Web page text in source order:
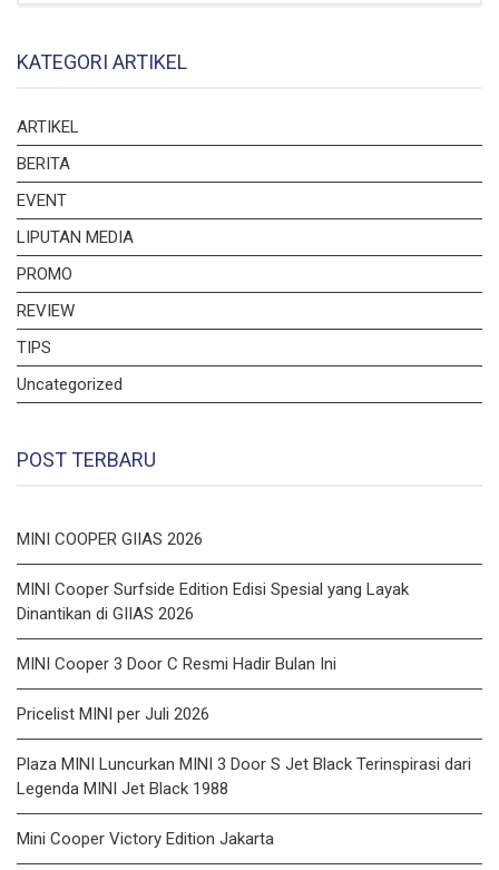
KATEGORI ARTIKEL
ARTIKEL
BERITA
EVENT
LIPUTAN MEDIA
PROMO
REVIEW
TIPS
Uncategorized
POST TERBARU
MINI COOPER GIIAS 2026
MINI Cooper Surfside Edition Edisi Spesial yang Layak
Dinantikan di GIIAS 2026
MINI Cooper 3 Door C Resmi Hadir Bulan Ini
Pricelist MINI per Juli 2026
Plaza MINI Luncurkan MINI 3 Door S Jet Black Terinspirasi dari
Legenda MINI Jet Black 1988
Mini Cooper Victory Edition Jakarta